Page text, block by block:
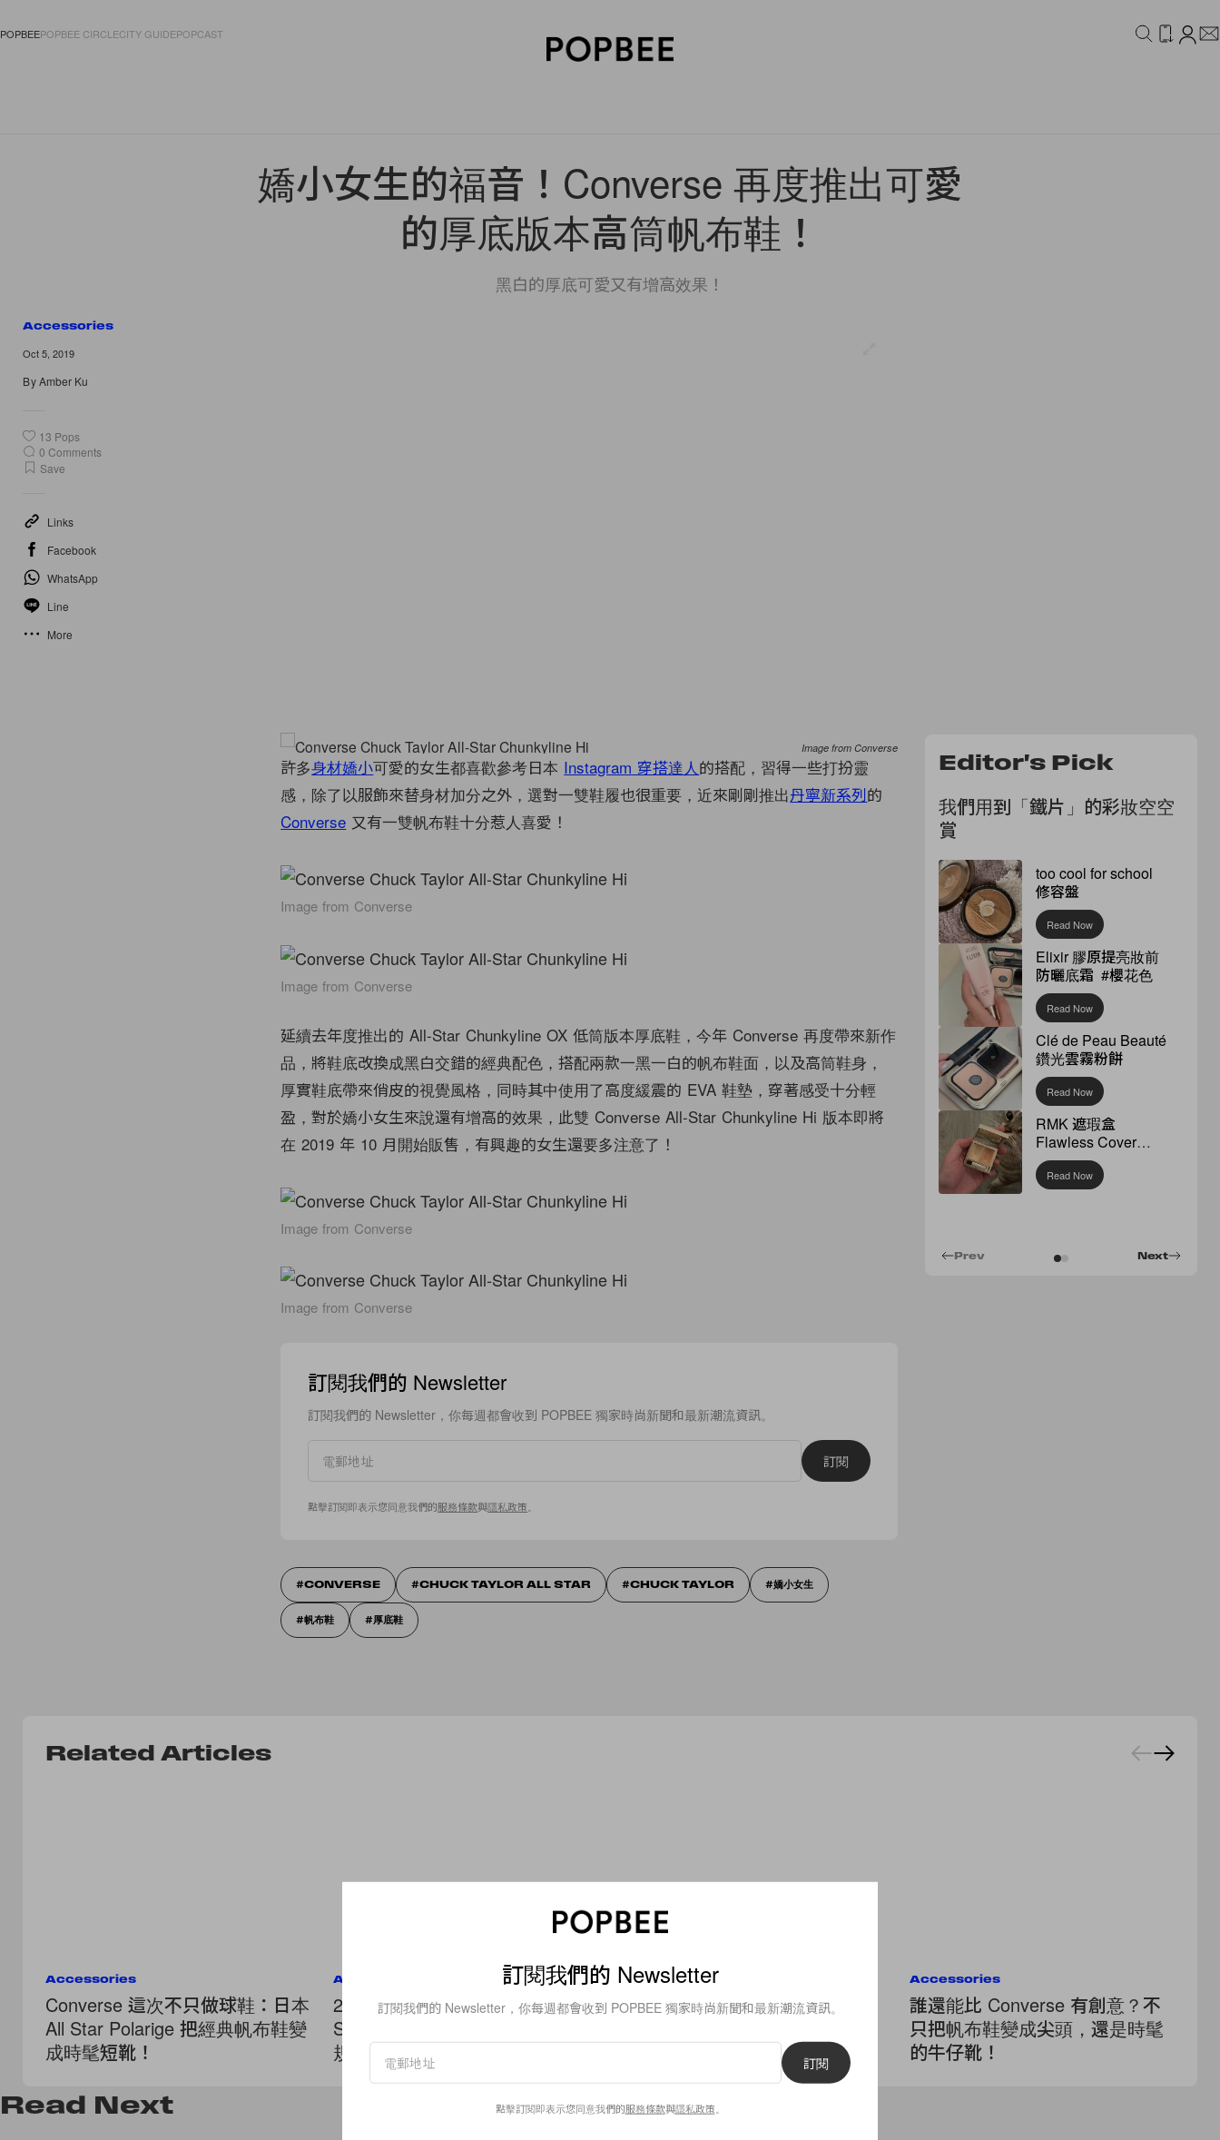
POPBEEPOPBEE CIRCLECITY GUIDEPOPCAST
嬌小女生的福音！Converse 再度推出可愛
的厚底版本高筒帆布鞋！
黑白的厚底可愛又有增高效果！
Accessories
Oct 5, 2019
ByAmber Ku
13 Pops
0 Comments
Save
Links
Facebook
WhatsApp
Line
More
Image from Converse
許多身材嬌小可愛的女生都喜歡參考日本 Instagram 穿搭達人的搭配，習得一些打扮靈
感，除了以服飾來替身材加分之外，選對一雙鞋履也很重要，近來剛剛推出丹寧新系列的
Converse 又有一雙帆布鞋十分惹人喜愛！
Image from Converse
Image from Converse
延續去年度推出的 All-Star Chunkyline OX 低筒版本厚底鞋，今年 Converse 再度帶來新作
品，將鞋底改換成黑白交錯的經典配色，搭配兩款一黑一白的帆布鞋面，以及高筒鞋身，
厚實鞋底帶來俏皮的視覺風格，同時其中使用了高度緩震的 EVA 鞋墊，穿著感受十分輕
盈，對於嬌小女生來說還有增高的效果，此雙 Converse All-Star Chunkyline Hi 版本即將
在 2019 年 10 月開始販售，有興趣的女生還要多注意了！
Image from Converse
Image from Converse
訂閱我們的 Newsletter
訂閱我們的 Newsletter，你每週都會收到 POPBEE 獨家時尚新聞和最新潮流資訊。
訂閱
點擊訂閱即表示您同意我們的服務條款與隱私政策。
CONVERSE CHUCK TAYLOR ALL STAR CHUCK TAYLOR 嬌小女生
帆布鞋 厚底鞋
Editor's Pick
我們用到「鐵片」的彩妝空空
賞
too cool for school
修容盤
Read Now
Elixir 膠原提亮妝前
防曬底霜 #櫻花色
Read Now
Clé de Peau Beauté
鑽光雲霧粉餅
Read Now
RMK 遮瑕盒
Flawless Cover
Concealer
Read Now
Next
Prev
Related Articles
Accessories
Converse 這次不只做球鞋：日本
All Star Polarige 把經典帆布鞋變
成時髦短靴！
Accessories
200％可愛的 Converse All-
Star：Hello Kitty 聯名系列太犯
規，連 Swarovski 水晶款也驚喜
登場！
Accessories
經典款居然還能再進化！
Chuck 70X，工藝細節太讓人心
Accessories
誰還能比 Converse 有創意？不
只把帆布鞋變成尖頭，還是時髦
的牛仔靴！
Read Next
訂閱我們的 Newsletter
訂閱我們的 Newsletter，你每週都會收到 POPBEE 獨家時尚新聞和最新潮流資訊。
訂閱
點擊訂閱即表示您同意我們的服務條款與隱私政策